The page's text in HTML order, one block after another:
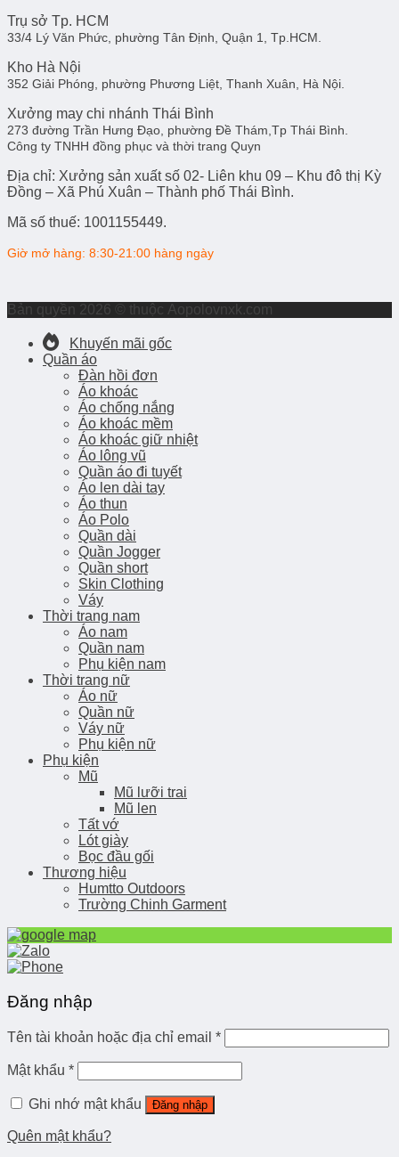
Trụ sở Tp. HCM
33/4 Lý Văn Phức, phường Tân Định, Quận 1, Tp.HCM.
Kho Hà Nội
352 Giải Phóng, phường Phương Liệt, Thanh Xuân, Hà Nội.
Xưởng may chi nhánh Thái Bình
273 đường Trần Hưng Đạo, phường Đề Thám,Tp Thái Bình.
Công ty TNHH đồng phục và thời trang Quyn
Địa chỉ: Xưởng sản xuất số 02- Liên khu 09 – Khu đô thị Kỳ
Đồng – Xã Phú Xuân – Thành phố Thái Bình.
Mã số thuế: 1001155449.
Giờ mở hàng: 8:30-21:00 hàng ngày
Bản quyền 2026 © thuộc Aopolovnxk.com
Khuyến mãi gốc
Quần áo
Đàn hồi đơn
Áo khoác
Áo chống nắng
Áo khoác mềm
Áo khoác giữ nhiệt
Áo lông vũ
Quần áo đi tuyết
Áo len dài tay
Áo thun
Áo Polo
Quần dài
Quần Jogger
Quần short
Skin Clothing
Váy
Thời trang nam
Áo nam
Quần nam
Phụ kiện nam
Thời trang nữ
Áo nữ
Quần nữ
Váy nữ
Phụ kiện nữ
Phụ kiện
Mũ
Mũ lưỡi trai
Mũ len
Tất vớ
Lót giày
Bọc đầu gối
Thương hiệu
Humtto Outdoors
Trường Chinh Garment
Đăng nhập
Tên tài khoản hoặc địa chỉ email *
Mật khẩu *
Ghi nhớ mật khẩu Đăng nhập
Quên mật khẩu?